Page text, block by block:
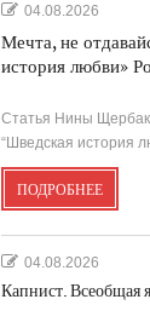
04.08.2026
Мечта, не
история любви»
Статья Нины
“Шведская история
ПОДРОБНЕЕ
04.08.2026
Капнист. Всеобщая